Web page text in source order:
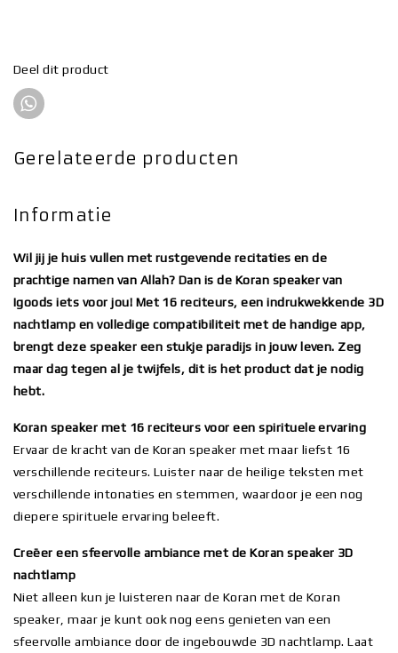
Deel dit product
Gerelateerde producten
Informatie
Wil jij je huis vullen met rustgevende recitaties en de
prachtige namen van Allah? Dan is de Koran speaker van
Igoods iets voor jou! Met 16 reciteurs, een indrukwekkende 3D
nachtlamp en volledige compatibiliteit met de handige app,
brengt deze speaker een stukje paradijs in jouw leven. Zeg
maar dag tegen al je twijfels, dit is het product dat je nodig
hebt.
Koran speaker met 16 reciteurs voor een spirituele ervaring
Ervaar de kracht van de Koran speaker met maar liefst 16
verschillende reciteurs. Luister naar de heilige teksten met
verschillende intonaties en stemmen, waardoor je een nog
diepere spirituele ervaring beleeft.
Creëer een sfeervolle ambiance met de Koran speaker 3D
nachtlamp
Niet alleen kun je luisteren naar de Koran met de Koran
speaker, maar je kunt ook nog eens genieten van een
sfeervolle ambiance door de ingebouwde 3D nachtlamp. Laat